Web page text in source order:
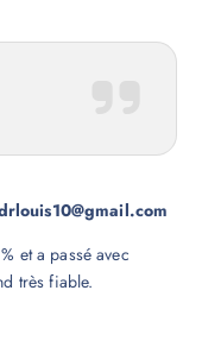
et a passé avec
très fiable.